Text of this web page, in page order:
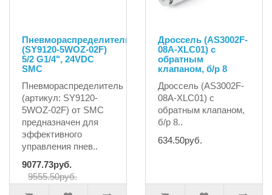
Пневмораспределитель
(SY9120-5WOZ-02F)
5/2 G1/4", 24VDC
SMC
Пневмораспределитель
(артикул: SY9120-
5WOZ-02F) от SMC
предназначен для
эффективного
управления пнев..
9077.73руб.
9555.50руб.
Дроссель (AS3002F-
08A-XLC01) с
обратным
клапаном, б/р 8
Дроссель (AS3002F-
08A-XLC01) с
обратным клапаном,
б/р 8..
634.50руб.